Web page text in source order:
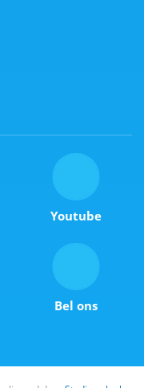
Youtube
Bel ons